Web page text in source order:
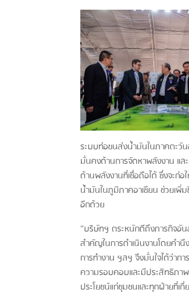
ระบบท่อขนส่งน้ำมันในภาคตะวั
มั่นคงด้านการจัดหาพลังงาน แล
ด้านพลังงานที่เชื่อถือได้ ซึ่งจะก่อ
น้ำมันในภูมิภาคอาเซียน ช่วยเพิ่
อีกด้วย
“บริษัทฯ ตระหนักดีถึงภารกิจอัน
สำคัญในการดำเนินงานโดยคำ
การทำงาน ฯลฯ จึงมั่นใจได้ว่าก
ความรอบคอบและมีประสิทธิภา
ประโยชน์แก่ชุมชนและทุกฝ่ายที่เ